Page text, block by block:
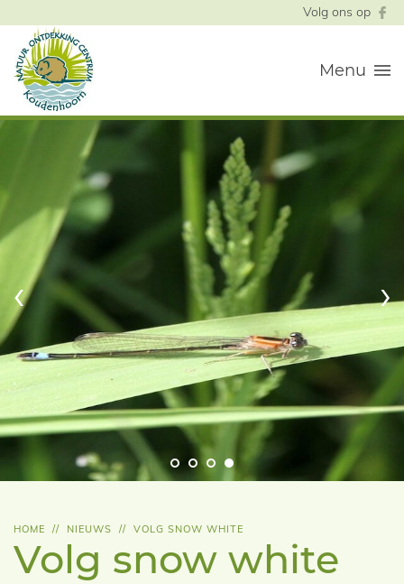
Volg ons op
Menu
‹ ›
HOME // NIEUWS // VOLG SNOW WHITE
Volg snow white